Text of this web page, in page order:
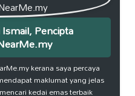
Pencipta
kerana saya percaya
maklumat yang jelas
kedai emas terbaik